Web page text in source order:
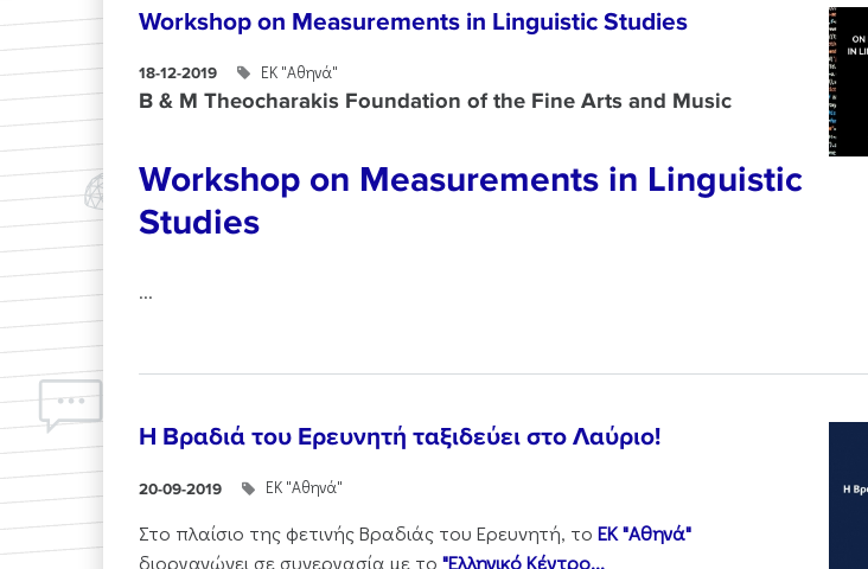
Workshop on Measurements in Linguistic Studies
18-12-2019 ΕΚ "Αθηνά"
B & M Theocharakis Foundation of the Fine Arts and Music
Workshop on Measurements in Linguistic
Studies
...
Η Βραδιά του Ερευνητή ταξιδεύει στο Λαύριο!
20-09-2019 ΕΚ "Αθηνά"
Στο πλαίσιο της φετινής Βραδιάς του Ερευνητή, το ΕΚ "Αθηνά"
διοργανώνει σε συνεργασία με το "Ελληνικό Κέντρο...